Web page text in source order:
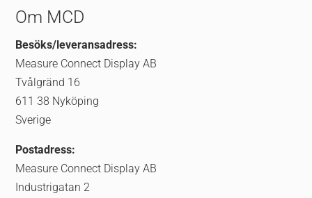
Om MCD
Besöks/leveransadress:
Measure Connect Display AB
Tvålgränd 16
611 38 Nyköping
Sverige
Postadress:
Measure Connect Display AB
Industrigatan 2